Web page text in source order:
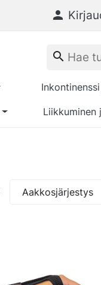

Liikkuminen
search
Aakkosjärjestys